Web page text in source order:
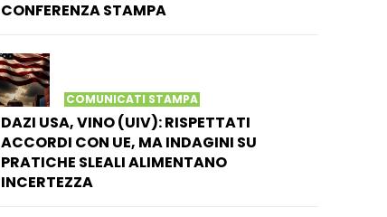
CONFERENZA STAMPA
COMUNICATI STAMPA
DAZI USA, VINO (UIV): RISPETTATI
ACCORDI CON UE, MA INDAGINI SU
PRATICHE SLEALI ALIMENTANO
INCERTEZZA